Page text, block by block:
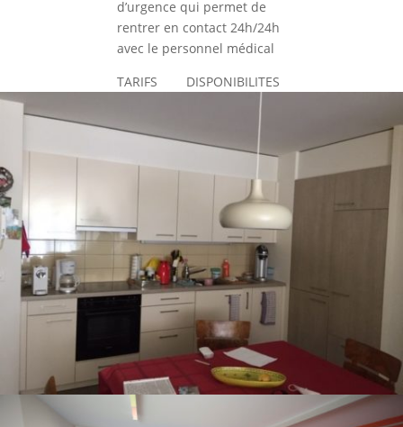
d’urgence qui permet de
rentrer en contact 24h/24h
avec le personnel médical
TARIFS DISPONIBILITES